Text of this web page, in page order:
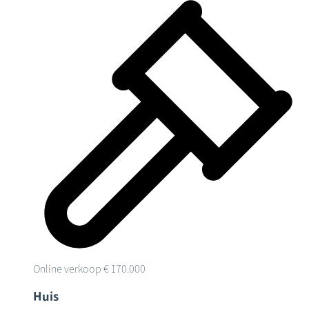
Online verkoop € 170.000
Huis